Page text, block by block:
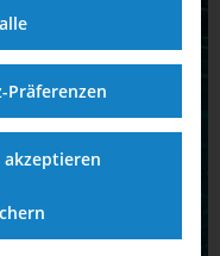
Präferenzen
akzeptieren